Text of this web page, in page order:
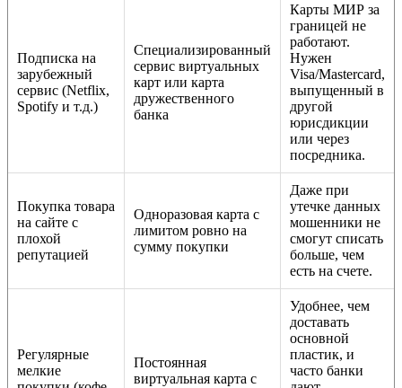
Подписка на
зарубежный
сервис (Netflix,
Spotify и т.д.)
Специализированный
сервис виртуальных
карт или карта
дружественного
банка
Карты МИР за
границей не
работают.
Нужен
Visa/Mastercard,
выпущенный в
другой
юрисдикции
или через
посредника.
Покупка товара
на сайте с
плохой
репутацией
Одноразовая карта с
лимитом ровно на
сумму покупки
Даже при
утечке данных
мошенники не
смогут списать
больше, чем
есть на счете.
Регулярные
мелкие
Постоянная
виртуальная карта с
Удобнее, чем
доставать
основной
пластик, и
часто банки